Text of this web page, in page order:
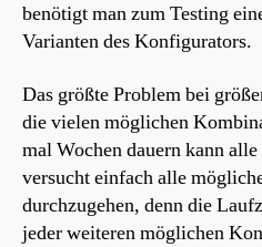
benötigt man zum Testing
Varianten des Konfigurators.
Das größte Problem bei
die vielen möglichen
mal Wochen dauern kann
versucht einfach alle
durchzugehen, denn die
jeder weiteren möglichen